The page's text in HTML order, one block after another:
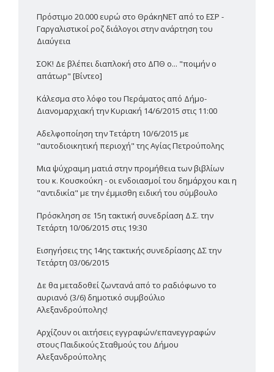
Πρόστιμο 20.000 ευρώ στο ΘράκηΝΕΤ από το ΕΣΡ -
Γαργαλιστικοί ροζ διάλογοι στην ανάρτηση του
Διαύγεια
ΣΟΚ! Δε βλέπει διαπλοκή στο ΔΠΘ ο... "ποιμήν ο
απάτωρ" [Βίντεο]
Κάλεσμα στο λόφο του Περάματος από Δήμο-
Διανομαρχιακή την Κυριακή 14/6/2015 στις 11:00
Αδελφοποίηση την Τετάρτη 10/6/2015 με
"αυτοδιοικητική περιοχή" της Αγίας Πετρούπολης
Μια ψύχραιμη ματιά στην προμήθεια των βιβλίων
του κ. Κουσκούκη - οι ενδοιασμοί του δημάρχου και η
"αντιδικία" με την έμμισθη ειδική του σύμβουλο
Πρόσκληση σε 15η τακτική συνεδρίαση Δ.Σ. την
Τετάρτη 10/06/2015 στις 19:30
Εισηγήσεις της 14ης τακτικής συνεδρίασης ΔΣ την
Τετάρτη 03/06/2015
Δε θα μεταδοθεί ζωντανά από το ραδιόφωνο το
αυριανό (3/6) δημοτικό συμβούλιο
Αλεξανδρούπολης!
Αρχίζουν οι αιτήσεις εγγραφών/επανεγγραφών
στους Παιδικούς Σταθμούς του Δήμου
Αλεξανδρούπολης